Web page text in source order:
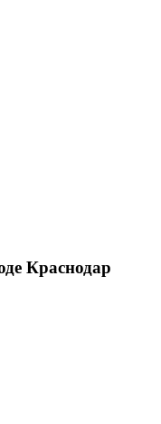
Краснодар